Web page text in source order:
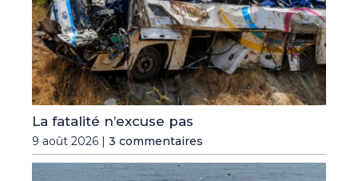
La fatalité n’excuse pas
9 août 2026 | 3 commentaires